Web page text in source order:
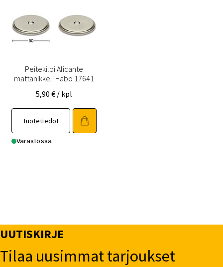
Peitekilpi Alicante
mattanikkeli Habo 17641
5,90 € / kpl
Tuotetiedot
Varastossa
UUTISKIRJE
Tilaa uusimmat tarjoukset